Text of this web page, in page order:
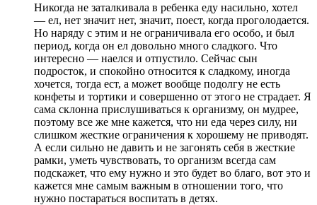
Никогда не заталкивала в ребенка еду насильно, хотел
— ел, нет значит нет, значит, поест, когда проголодается.
Но наряду с этим и не ограничивала его особо, и был
период, когда он ел довольно много сладкого. Что
интересно — наелся и отпустило. Сейчас сын
подросток, и спокойно относится к сладкому, иногда
хочется, тогда ест, а может вообще подолгу не есть
конфеты и тортики и совершенно от этого не страдает. Я
сама склонна прислушиваться к организму, он мудрее,
поэтому все же мне кажется, что ни еда через силу, ни
слишком жесткие ограничения к хорошему не приводят.
А если сильно не давить и не загонять себя в жесткие
рамки, уметь чувствовать, то организм всегда сам
подскажет, что ему нужно и это будет во благо, вот это и
кажется мне самым важным в отношении того, что
нужно постараться воспитать в детях.